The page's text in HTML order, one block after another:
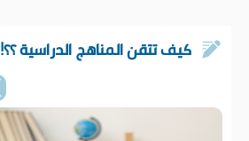
كيف تتقن المناهج الدراسية ؟؟!